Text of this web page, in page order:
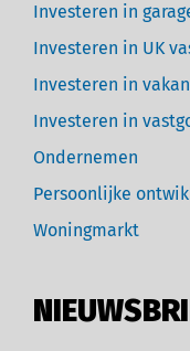
Investeren in
Investeren in UK
Investeren in
Investeren in
Ondernemen
Persoonlijke
Woningmarkt